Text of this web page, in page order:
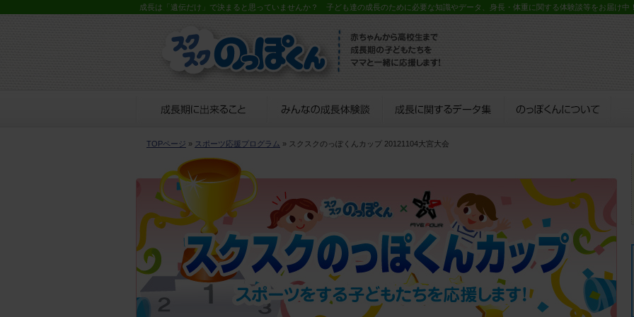
成長は「遺伝だけ」で決まると思っていませんか？ 子ども達の成長のために必要な知識やデータ、身長・体重に関する体験談等をお届け中
TOPページ » スポーツ応援プログラム » スクスクのっぽくんカップ 20121104大宮大会